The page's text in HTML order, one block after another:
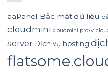
aaPanel Bảo mật dữ liệu
cloudmini cloudmini proxy
server Dịch vụ hosting